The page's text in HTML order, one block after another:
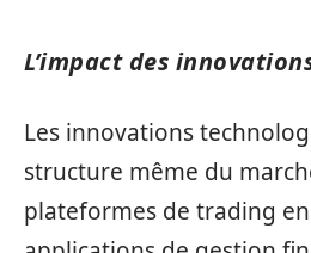
L’impact des
Les innovations
structure même du
plateformes de trading